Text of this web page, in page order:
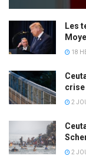
Les
18
2
2